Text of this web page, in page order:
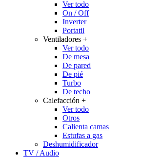
Ver todo
On / Off
Inverter
Portatil
Ventiladores +
Ver todo
De mesa
De pared
De pié
Turbo
De techo
Calefacción +
Ver todo
Otros
Calienta camas
Estufas a gas
Deshumidificador
TV / Audio